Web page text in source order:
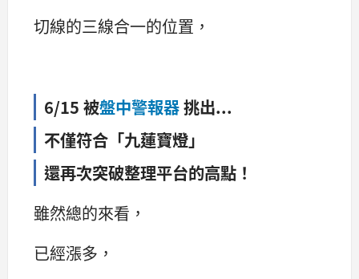
切線的三線合一的位置，
6/15 被盤中警報器挑出...
不僅符合「九蓮寶燈」
還再次突破整理平台的高點！
雖然總的來看，
已經漲多，